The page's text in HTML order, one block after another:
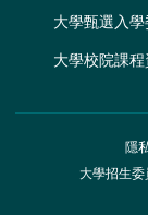
大學甄選入學
大學校院課程
隱
大學招生委